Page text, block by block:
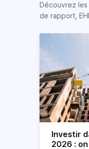
Découvrez
de rapport,
Investir
2026 :